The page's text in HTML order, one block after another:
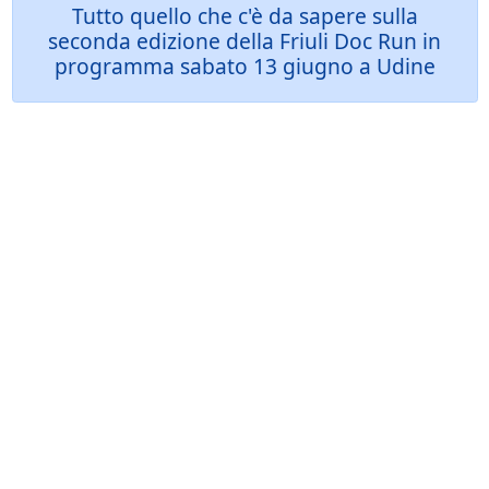
Tutto quello che c'è da sapere sulla
seconda edizione della Friuli Doc Run in
programma sabato 13 giugno a Udine